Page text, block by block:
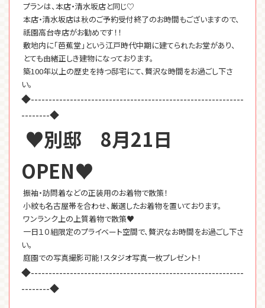
プランは、本店・清水坂店と同じ♡
本店・清水坂店は秋のご予約受付終了のお時間もございますので、
祇園高台寺店がお勧めです！！
敷地内に「芭蕉堂」という江戸時代中期に建てられたお堂があり、
とても由緒正しき建物になっております。
築100年以上の歴史を持つ邸宅にて、贅沢な時間をお過ごし下さ
い。
◆------------------------------------------------------------
--------◆
♥別邸 8月21日
OPEN♥
振袖・訪問着などの正装用のお着物で散策！
小紋も名古屋帯を合わせ、厳選したお着物を置いております。
ワンランク上の上質着物で散策♥
一日１０組限定のプライベート空間で、贅沢なお時間をお過ごし下さ
い。
庭園での写真撮影可能！スタジオ写真一枚プレゼント！
◆------------------------------------------------------------
--------◆